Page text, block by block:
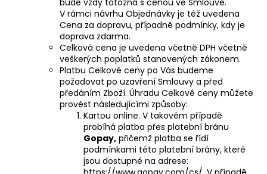
V rámci návrhu Objednávky je též uvedena
Cena za dopravu, případně podmínky, kdy je
doprava zdarma.
Celková cena je uvedena včetně DPH včetně
veškerých poplatků stanovených zákonem.
Platbu Celkové ceny po Vás budeme
požadovat po uzavření Smlouvy a před
předáním Zboží. Úhradu Celkové ceny můžete
provést následujícími způsoby:
Kartou online. V takovém případě
probíhá platba přes platební bránu
Gopay, přičemž platba se řídí
podmínkami této platební brány, které
jsou dostupné na adrese: